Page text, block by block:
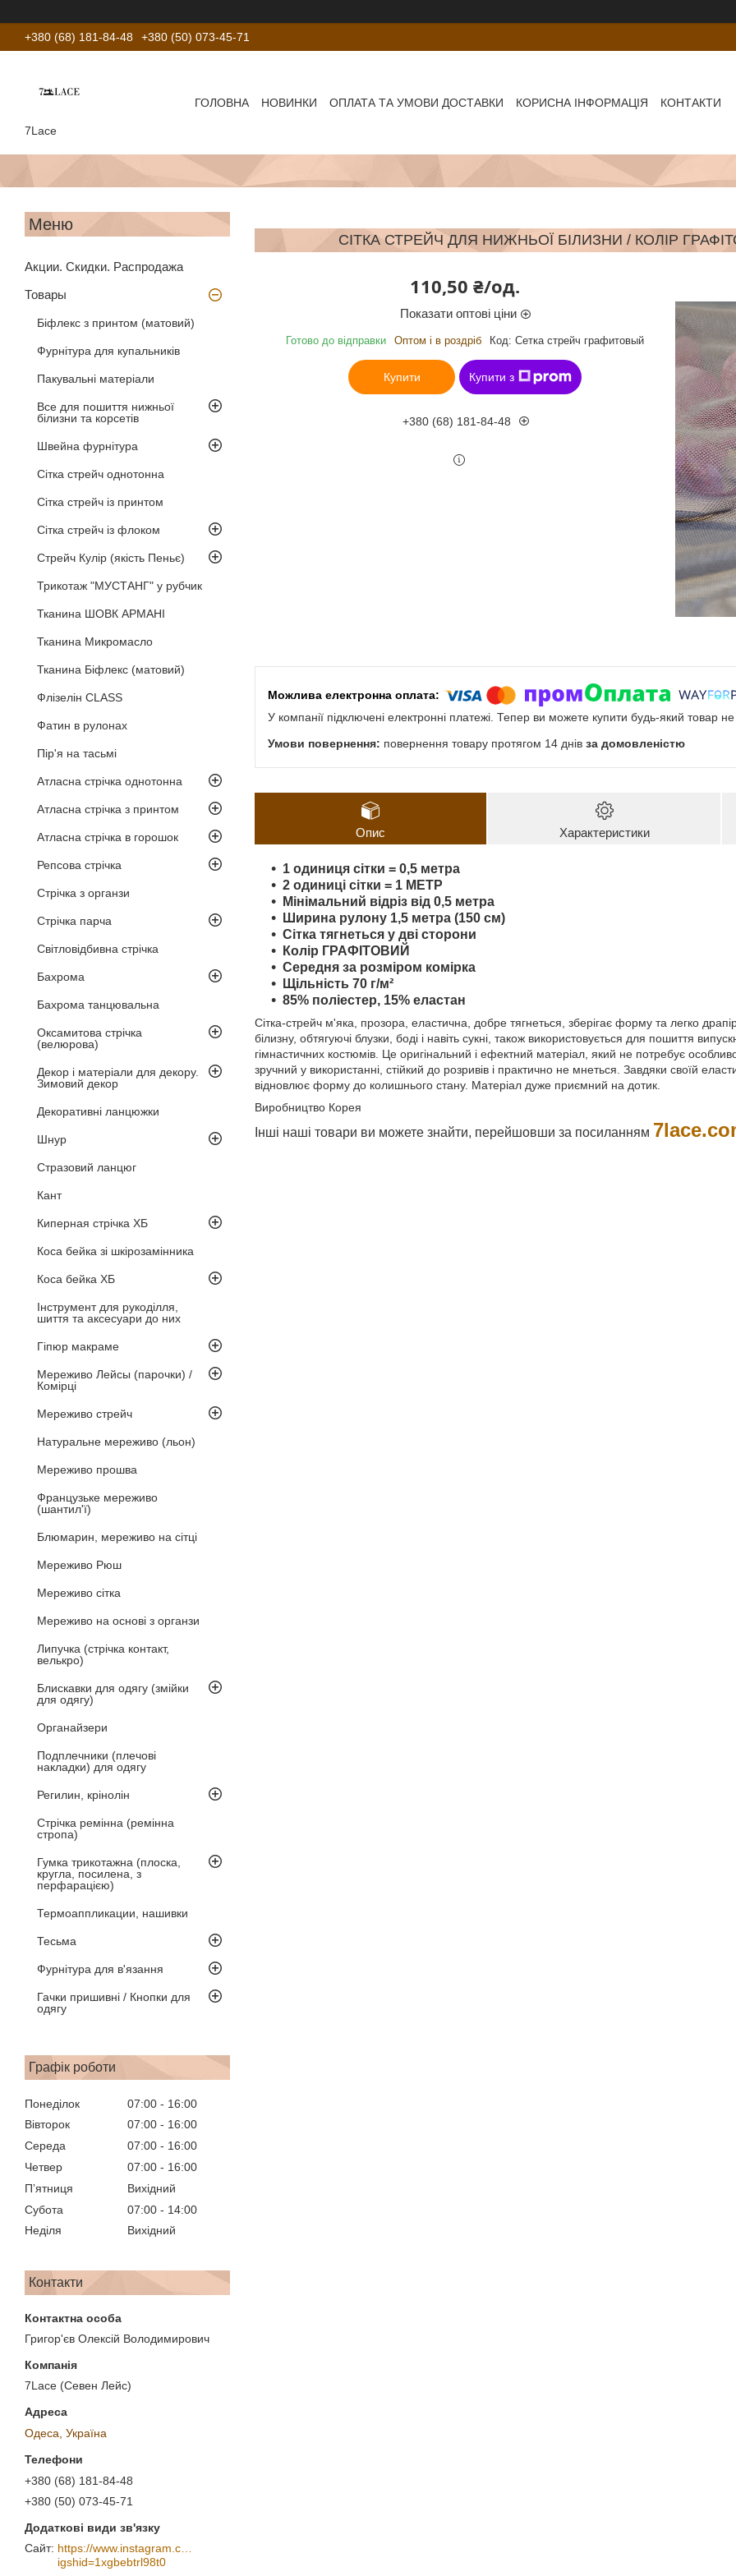
+380 (68) 181-84-48 +380 (50) 073-45-71
7Lace
ГОЛОВНА НОВИНКИ ОПЛАТА ТА УМОВИ ДОСТАВКИ КОРИСНА ІНФОРМАЦІЯ КОНТАКТИ
Акции. Скидки. Распродажа
Товары
Біфлекс з принтом (матовий)
Фурнітура для купальників
Пакувальні матеріали
Все для пошиття нижньої
білизни та корсетів
Швейна фурнітура
Сітка стрейч однотонна
Сітка стрейч із принтом
Сітка стрейч із флоком
Стрейч Кулір (якість Пеньє)
Трикотаж "МУСТАНГ" у рубчик
Тканина ШОВК АРМАНІ
Тканина Микромасло
Тканина Біфлекс (матовий)
Флізелін CLASS
Фатин в рулонах
Пір'я на тасьмі
Атласна стрічка однотонна
Атласна стрічка з принтом
Атласна стрічка в горошок
Репсова стрічка
Стрічка з органзи
Стрічка парча
Світловідбивна стрічка
Бахрома
Бахрома танцювальна
Оксамитова стрічка
(велюрова)
Декор і матеріали для декору.
Зимовий декор
Декоративні ланцюжки
Шнур
Стразовий ланцюг
Кант
Киперная стрічка ХБ
Коса бейка зі шкірозамінника
Коса бейка ХБ
Інструмент для рукоділля,
шиття та аксесуари до них
Гіпюр макраме
Мереживо Лейсы (парочки) /
Комірці
Мереживо стрейч
Натуральне мереживо (льон)
Мереживо прошва
Французьке мереживо
(шантил'ї)
Блюмарин, мереживо на сітці
Мереживо Рюш
Мереживо сітка
Мереживо на основі з органзи
Липучка (стрічка контакт,
велькро)
Блискавки для одягу (змійки
для одягу)
Органайзери
Подплечники (плечові
накладки) для одягу
Регилин, крінолін
Стрічка ремінна (ремінна
стропа)
Гумка трикотажна (плоска,
кругла, посилена, з
перфарацією)
Термоаппликации, нашивки
Тесьма
Фурнітура для в'язання
Гачки пришивні / Кнопки для
одягу
Графік роботи
Понеділок 07:00
16:00
Вівторок
07:00
16:00
Середа
07:00
16:00
Четвер
07:00
16:00
Пʼятниця
Вихідний
Субота
07:00
14:00
Неділя
Вихідний
Контакти
Григор'єв Олексій Володимирович
7Lace (Севен Лейс)
Одеса, Україна
+380 (68) 181-84-48
+380 (50) 073-45-71
https://www.instagram.com/7_lace/?
igshid=1xgbebtrl98t0
СІТКА СТРЕЙЧ ДЛЯ НИЖНЬОЇ БІЛИЗНИ / КОЛІР
110,50 ₴/од.
Показати оптові ціни
Готово до відправки Оптом і в роздріб Код: Сетка стрейч графитовый
Купити Купити з
+380 (68) 181-84-48
У компанії підключені електронні платежі. Тепер ви можете купити будь-який товар
повернення товару протягом 14 днів за домовленістю
Опис Характеристики
1 одиниця сітки = 0,5 метра
2 одиниці сітки = 1 МЕТР
Мінімальний відріз від 0,5 метра
Ширина рулону 1,5 метра (150 см)
Сітка тягнеться у дві сторони
Колір ГРАФІТОВИЙ
Середня за розміром комірка
Щільність 70 г/м²
85% поліестер, 15% еластан
Сітка-стрейч м'яка, прозора, еластична, добре тягнеться, зберігає форму та легко
білизну, обтягуючі блузки, боді і навіть сукні, також використовується для пошиття
гімнастичних костюмів. Це оригінальний і ефектний матеріал, який не потребує
зручний у використанні, стійкий до розривів і практично не мнеться. Завдяки своїй
відновлює форму до колишнього стану. Матеріал дуже приємний на дотик.
Виробництво Корея
Інші наші товари ви можете знайти, перейшовши за посиланням